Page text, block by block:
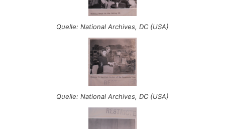
Quelle: National Archives, DC (USA)
Quelle: National Archives, DC (USA)